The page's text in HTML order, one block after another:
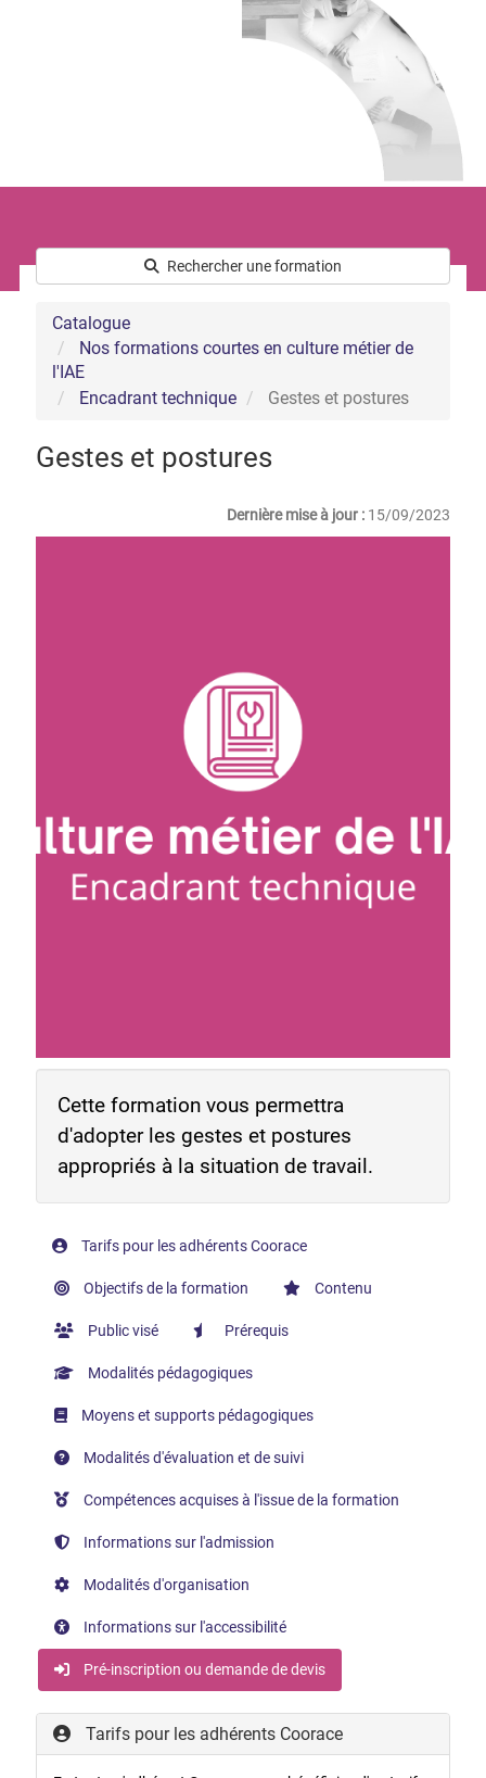
Rechercher une formation
Catalogue
Nos formations courtes en culture métier de
l'IAE
Encadrant technique
Gestes et postures
Gestes et postures
Dernière mise à jour : 15/09/2023
Cette formation vous permettra
d'adopter les gestes et postures
appropriés à la situation de travail.
Tarifs pour les adhérents Coorace
Objectifs de la formation Contenu
Public visé Prérequis
Modalités pédagogiques
Moyens et supports pédagogiques
Modalités d'évaluation et de suivi
Compétences acquises à l'issue de la formation
Informations sur l'admission
Modalités d'organisation
Informations sur l'accessibilité
Pré-inscription ou demande de devis
Tarifs pour les adhérents Coorace
Le développement commercial